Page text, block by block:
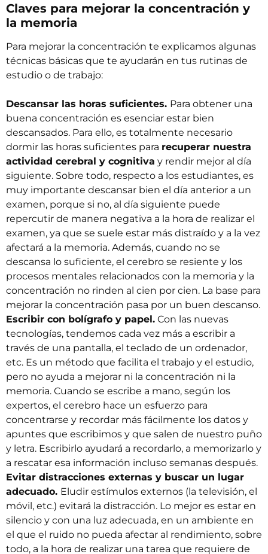
Claves para mejorar la concentración y
la memoria
Para mejorar la concentración te explicamos algunas
técnicas básicas que te ayudarán en tus rutinas de
estudio o de trabajo:
Descansar las horas suficientes. Para obtener una
buena concentración es esenciar estar bien
descansados. Para ello, es totalmente necesario
dormir las horas suficientes para recuperar nuestra
actividad cerebral y cognitiva y rendir mejor al día
siguiente. Sobre todo, respecto a los estudiantes, es
muy importante descansar bien el día anterior a un
examen, porque si no, al día siguiente puede
repercutir de manera negativa a la hora de realizar el
examen, ya que se suele estar más distraído y a la vez
afectará a la memoria. Además, cuando no se
descansa lo suficiente, el cerebro se resiente y los
procesos mentales relacionados con la memoria y la
concentración no rinden al cien por cien. La base para
mejorar la concentración pasa por un buen descanso.
Escribir con bolígrafo y papel. Con las nuevas
tecnologías, tendemos cada vez más a escribir a
través de una pantalla, el teclado de un ordenador,
etc. Es un método que facilita el trabajo y el estudio,
pero no ayuda a mejorar ni la concentración ni la
memoria. Cuando se escribe a mano, según los
expertos, el cerebro hace un esfuerzo para
concentrarse y recordar más fácilmente los datos y
apuntes que escribimos y que salen de nuestro puño
y letra. Escribirlo ayudará a recordarlo, a memorizarlo y
a rescatar esa información incluso semanas después.
Evitar distracciones externas y buscar un lugar
adecuado. Eludir estímulos externos (la televisión, el
móvil, etc.) evitará la distracción. Lo mejor es estar en
silencio y con una luz adecuada, en un ambiente en
el que el ruido no pueda afectar al rendimiento, sobre
todo, a la hora de realizar una tarea que requiere de